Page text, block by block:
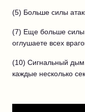
(5) Больше силы
(7) Еще больше силы
оглушаете всех
(10) Сигнальный дым
каждые несколько